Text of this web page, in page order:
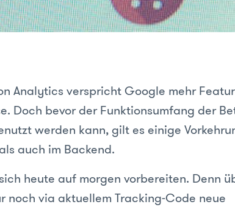
Analytics verspricht Google mehr
Doch bevor der Funktionsumfang der
werden kann, gilt es einige
auch im Backend.
heute auf morgen vorbereiten. Denn
noch via aktuellem Tracking-Code neue